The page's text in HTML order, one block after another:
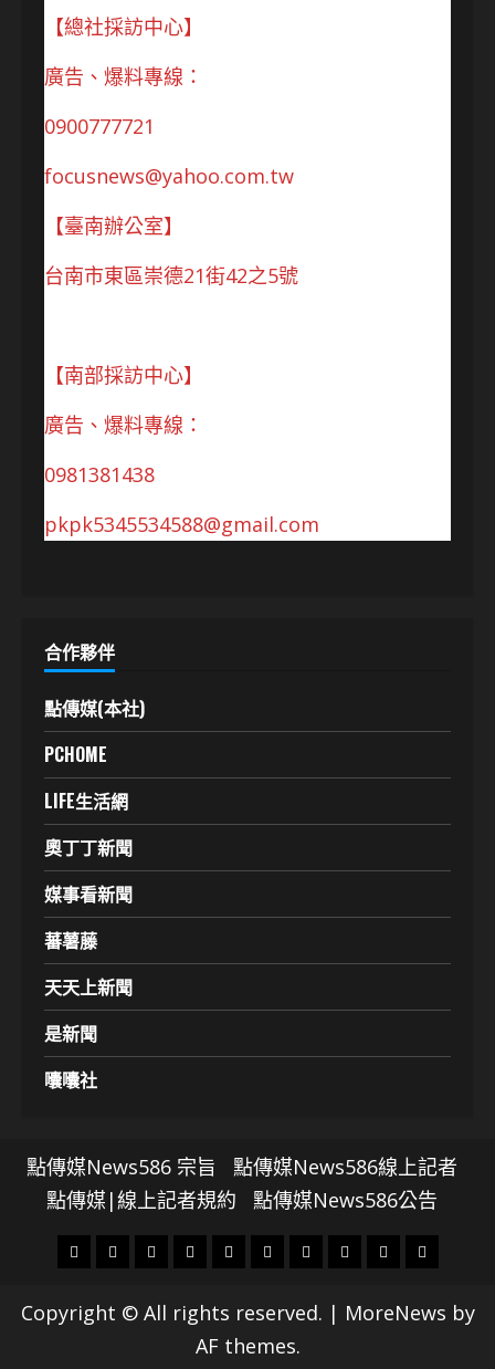
【總社採訪中心】
廣告、爆料專線：
0900777721
focusnews@yahoo.com.tw
【臺南辦公室】
台南市東區崇德21街42之5號
【南部採訪中心】
廣告、爆料專線：
0981381438
pkpk5345534588@gmail.com
合作夥伴
點傳媒(本社)
PCHOME
LIFE生活網
奧丁丁新聞
媒事看新聞
蕃薯藤
天天上新聞
是新聞
囔囔社
點傳媒News586 宗旨
點傳媒News586線上記者
點傳媒|線上記者規約
點傳媒News586公告
頭
財
地
社
文
科
技
專
娛
影
劇
政
國
運
生
Copyright © All rights reserved. | MoreNews by
AF themes.